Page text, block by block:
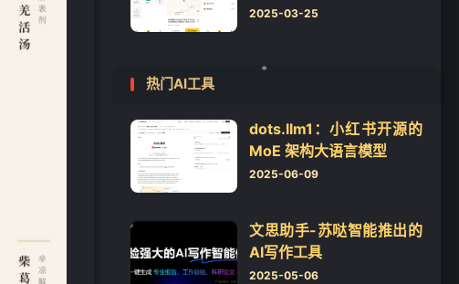
2025-03-25
热门AI工具
dots.llm1：小红书开源的
MoE 架构大语言模型
2025-06-09
文思助手-苏哒智能推出的
AI写作工具
2025-05-06